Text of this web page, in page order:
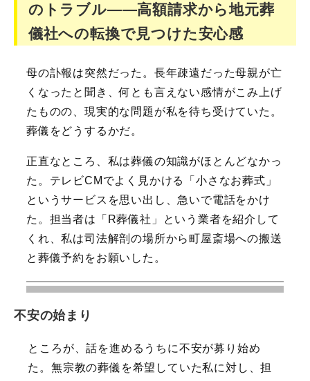
のトラブル――高額請求から地元葬
儀社への転換で見つけた安心感
母の訃報は突然だった。長年疎遠だった母親が亡
くなったと聞き、何とも言えない感情がこみ上げ
たものの、現実的な問題が私を待ち受けていた。
葬儀をどうするかだ。
正直なところ、私は葬儀の知識がほとんどなかっ
た。テレビCMでよく見かける「小さなお葬式」
というサービスを思い出し、急いで電話をかけ
た。担当者は「R葬儀社」という業者を紹介して
くれ、私は司法解剖の場所から町屋斎場への搬送
と葬儀予約をお願いした。
不安の始まり
ところが、話を進めるうちに不安が募り始め
た。無宗教の葬儀を希望していた私に対し、担